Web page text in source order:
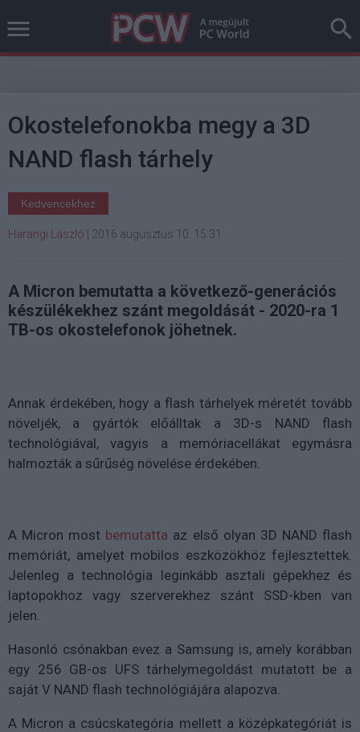
Okostelefonokba megy a 3D
NAND flash tárhely
Kedvencekhez
Harangi László 2016 augusztus 10. 15:31
A Micron bemutatta a következő-generációs
készülékekhez szánt megoldását - 2020-ra 1
TB-os okostelefonok jöhetnek.
Annak érdekében, hogy a flash tárhelyek méretét tovább
növeljék, a gyártók előálltak a 3D-s NAND flash
technológiával, vagyis a memóriacellákat egymásra
halmozták a sűrűség növelése érdekében.
A Micron most bemutatta az első olyan 3D NAND flash
memóriát, amelyet mobilos eszközökhöz fejlesztettek.
Jelenleg a technológia leginkább asztali gépekhez és
laptopokhoz vagy szerverekhez szánt SSD-kben van
jelen.
Hasonló csónakban evez a Samsung is, amely korábban
egy 256 GB-os UFS tárhelymegoldást mutatott be a
saját V NAND flash technológiájára alapozva.
A Micron a csúcskategória mellett a középkategóriát is